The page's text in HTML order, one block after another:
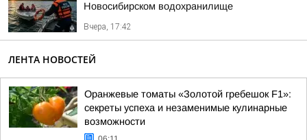
Новосибирском водохранилище
Вчера, 17:42
ЛЕНТА НОВОСТЕЙ
Оранжевые томаты «Золотой гребешок F1»:
секреты успеха и незаменимые кулинарные
возможности